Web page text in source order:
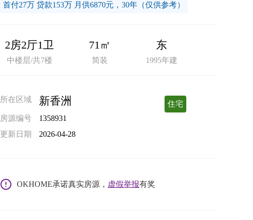
首付27万 贷款153万 月供6870元，30年（仅供参考）
2房2厅1卫
中楼层/共7楼
71㎡
简装
东
1995年建
住宅
所在区域 新香洲
房源编号
1358931
更新日期
2026-04-28
OKHOME承诺真实房源， 虚假举报有奖